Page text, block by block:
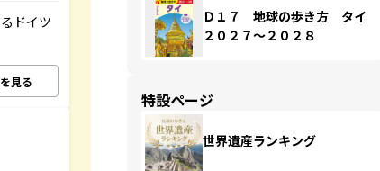
ドイツ
見る
Ｄ１７ 地球の歩き方 タイ
２０２７～２０２８
特設ページ
世界遺産ランキング